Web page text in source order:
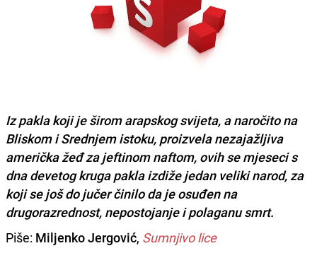
Iz pakla koji je širom arapskog svijeta, a naročito na
Bliskom i Srednjem istoku, proizvela nezajažljiva
američka žeđ za jeftinom naftom, ovih se mjeseci s
dna devetog kruga pakla izdiže jedan veliki narod, za
koji se još do jučer činilo da je osuđen na
drugorazrednost, nepostojanje i polaganu smrt.
Piše: Miljenko Jergović, Sumnjivo lice